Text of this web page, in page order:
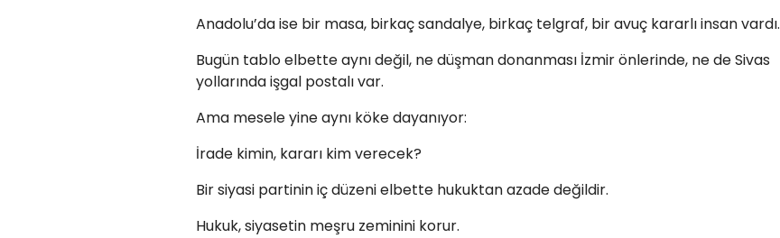
Anadolu’da ise bir masa, birkaç sandalye, birkaç telgraf, bir avuç kararlı insan vardı.
Bugün tablo elbette aynı değil, ne düşman donanması İzmir önlerinde, ne de Sivas
yollarında işgal postalı var.
Ama mesele yine aynı köke dayanıyor:
İrade kimin, kararı kim verecek?
Bir siyasi partinin iç düzeni elbette hukuktan azade değildir.
Hukuk, siyasetin meşru zeminini korur.